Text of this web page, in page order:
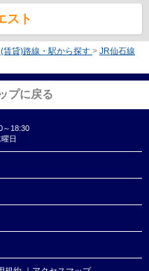
スト
(賃貸)路線・駅から探す > JR仙石線
プに戻る
～18:30
日